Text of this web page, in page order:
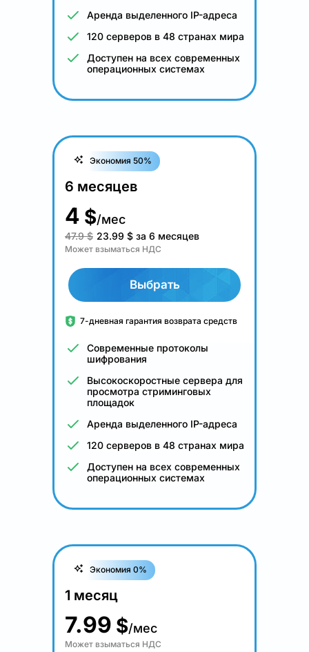
Аренда выделенного IP-адреса
120 серверов в 48 странах мира
Доступен на всех современных
операционных системах
Экономия 50%
6 месяцев
4 $/мес
47.9 $ 23.99 $ за 6 месяцев
Может взыматься НДС
Выбрать
7-дневная гарантия возврата средств
Современные протоколы
шифрования
Высокоскоростные сервера для
просмотра стриминговых
площадок
Аренда выделенного IP-адреса
120 серверов в 48 странах мира
Доступен на всех современных
операционных системах
Экономия 0%
1 месяц
7.99 $/мес
Может взыматься НДС